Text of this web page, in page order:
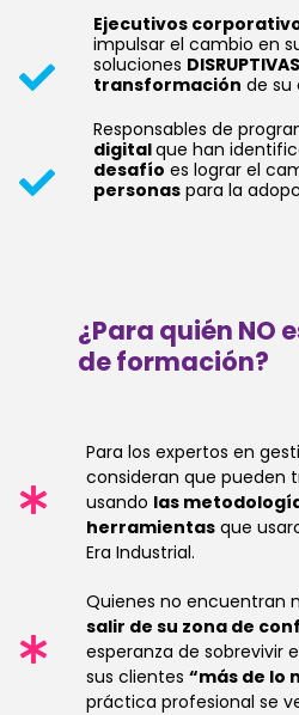
Ejecutivos
impulsar el cambio en
soluciones DISRUPTIVAS
transformación de su
Responsables de
digitalque han
desafío es lograr el
personas para la
¿Para quién NO
de formación?
Para los expertos en
consideran que pueden
usando las
herramientas que
Era Industrial.
Quienes no encuentran
salir de su zona de
esperanza de sobrevivir
sus clientes “más de lo
práctica profesional se